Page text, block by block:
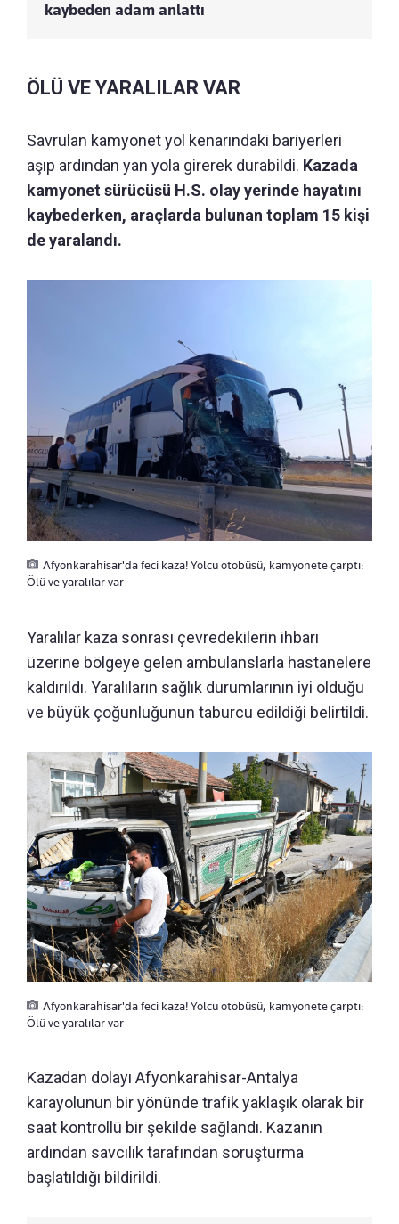
kaybeden adam anlattı
ÖLÜ VE YARALILAR VAR
Savrulan kamyonet yol kenarındaki bariyerleri
aşıp ardından yan yola girerek durabildi. Kazada
kamyonet sürücüsü H.S. olay yerinde hayatını
kaybederken, araçlarda bulunan toplam 15 kişi
de yaralandı.
Afyonkarahisar'da feci kaza! Yolcu otobüsü, kamyonete çarptı:
Ölü ve yaralılar var
Yaralılar kaza sonrası çevredekilerin ihbarı
üzerine bölgeye gelen ambulanslarla hastanelere
kaldırıldı. Yaralıların sağlık durumlarının iyi olduğu
ve büyük çoğunluğunun taburcu edildiği belirtildi.
Afyonkarahisar'da feci kaza! Yolcu otobüsü, kamyonete çarptı:
Ölü ve yaralılar var
Kazadan dolayı Afyonkarahisar-Antalya
karayolunun bir yönünde trafik yaklaşık olarak bir
saat kontrollü bir şekilde sağlandı. Kazanın
ardından savcılık tarafından soruşturma
başlatıldığı bildirildi.